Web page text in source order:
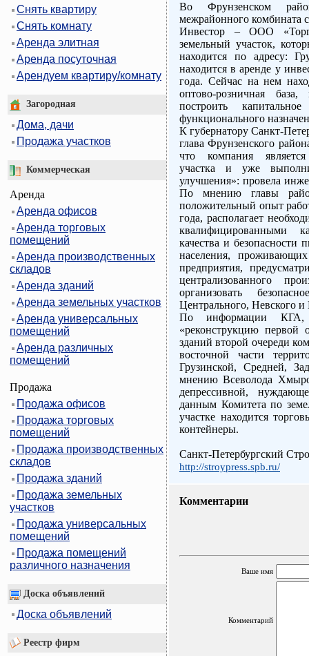
Снять квартиру
Снять комнату
Аренда элитная
Аренда посуточная
Арендуем квартиру/комнату
Загородная
Дома, дачи
Продажа участков
Коммерческая
Аренда
Аренда офисов
Аренда торговых
помещений
Аренда производственных
складов
Аренда зданий
Аренда земельных участков
Аренда универсальных
помещений
Аренда различных
помещений
Продажа
Продажа офисов
Продажа торговых
помещений
Продажа производственных
складов
Продажа зданий
Продажа земельных
участков
Продажа универсальных
помещений
Продажа помещений
различного назначения
Доска объявлений
Доска объявлений
Реестр фирм
Во Фрунзенском
межрайонного комбината
Инвестор – ООО
земельный участок,
находится по адресу:
находится в аренде у
года. Сейчас на нем
оптово-розничная
построить
функционального
К губернатору Санкт-
глава Фрунзенского
что компания
участка и уже
улучшения»: провела
По мнению главы
положительный опыт
года, располагает
квалифицированными
качества и безопасности
населения,
предприятия,
централизованного
организовать
Центрального, Невского
По информации КГА,
«реконструкцию первой
зданий второй очереди
восточной части
Грузинской, Средней,
мнению Всеволода
депрессивной,
данным Комитета по
участке находится
контейнеры.
Санкт-Петербургский
http://stroypress.spb.ru/
Комментарии
Ваше имя
Комментарий